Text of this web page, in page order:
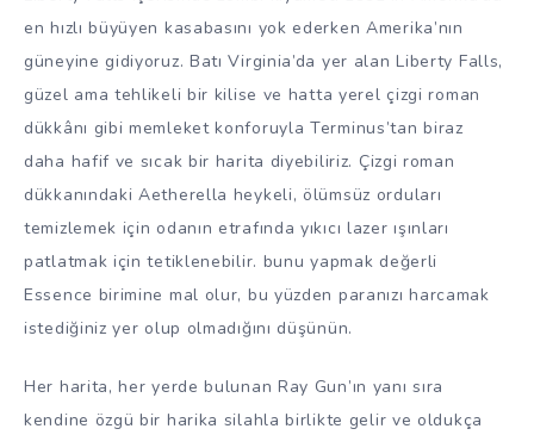
en hızlı büyüyen kasabasını yok ederken Amerika’nın
güneyine gidiyoruz. Batı Virginia’da yer alan Liberty Falls,
güzel ama tehlikeli bir kilise ve hatta yerel çizgi roman
dükkânı gibi memleket konforuyla Terminus’tan biraz
daha hafif ve sıcak bir harita diyebiliriz. Çizgi roman
dükkanındaki Aetherella heykeli, ölümsüz orduları
temizlemek için odanın etrafında yıkıcı lazer ışınları
patlatmak için tetiklenebilir. bunu yapmak değerli
Essence birimine mal olur, bu yüzden paranızı harcamak
istediğiniz yer olup olmadığını düşünün.
Her harita, her yerde bulunan Ray Gun’ın yanı sıra
kendine özgü bir harika silahla birlikte gelir ve oldukça